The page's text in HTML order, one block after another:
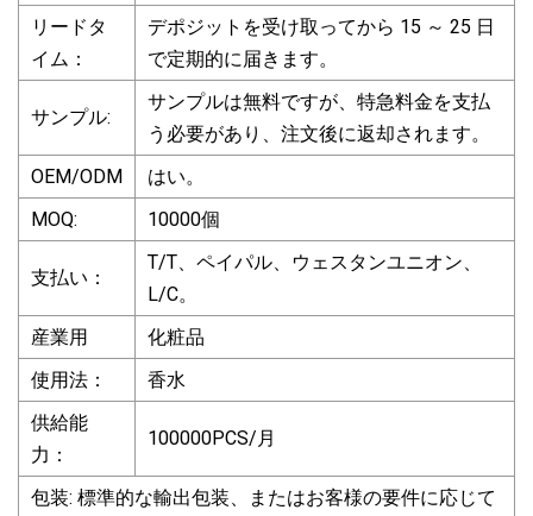
リードタ
イム：
デポジットを受け取ってから 15 ～ 25 日
で定期的に届きます。
サンプル:
サンプルは無料ですが、特急料金を支払
う必要があり、注文後に返却されます。
OEM/ODM
はい。
MOQ:
10000個
支払い：
T/T、ペイパル、ウェスタンユニオン、
L/C。
産業用
化粧品
使用法：
香水
供給能
力：
100000PCS/月
包装: 標準的な輸出包装、またはお客様の要件に応じて